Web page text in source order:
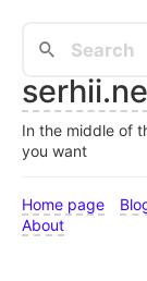
In the middle of
you want
Home page
About